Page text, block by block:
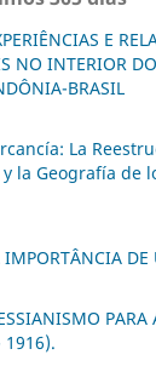
E
NO INTERIOR
BRASIL
La
la Geografía de
IMPORTÂNCIA DE
PARA
1916).